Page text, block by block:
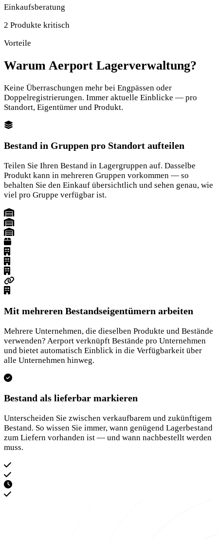
Einkaufsberatung
2 Produkte kritisch
Vorteile
Warum Aerport Lagerverwaltung?
Keine Überraschungen mehr bei Engpässen oder
Doppelregistrierungen. Immer aktuelle Einblicke — pro
Standort, Eigentümer und Produkt.
Bestand in Gruppen pro Standort aufteilen
Teilen Sie Ihren Bestand in Lagergruppen auf. Dasselbe
Produkt kann in mehreren Gruppen vorkommen — so
behalten Sie den Einkauf übersichtlich und sehen genau, wie
viel pro Gruppe verfügbar ist.
Mit mehreren Bestandseigentümern arbeiten
Mehrere Unternehmen, die dieselben Produkte und Bestände
verwenden? Aerport verknüpft Bestände pro Unternehmen
und bietet automatisch Einblick in die Verfügbarkeit über
alle Unternehmen hinweg.
Bestand als lieferbar markieren
Unterscheiden Sie zwischen verkaufbarem und zukünftigem
Bestand. So wissen Sie immer, wann genügend Lagerbestand
zum Liefern vorhanden ist — und wann nachbestellt werden
muss.